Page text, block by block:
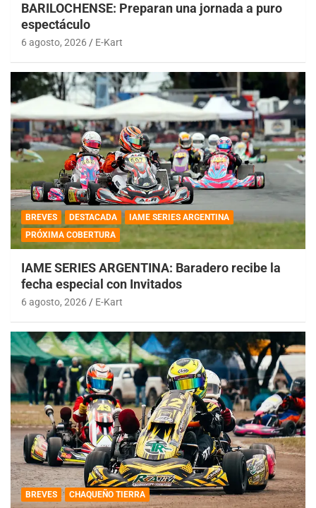
BARILOCHENSE: Preparan una jornada a puro
espectáculo
6 agosto, 2026 E-Kart
BREVES DESTACADA
IAME SERIES ARGENTINA
PRÓXIMA COBERTURA
IAME SERIES ARGENTINA: Baradero recibe la
fecha especial con Invitados
6 agosto, 2026 E-Kart
BREVES CHAQUEÑO TIERRA